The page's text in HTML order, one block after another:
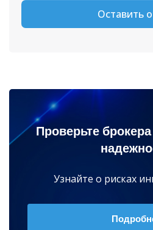
Оставить
Проверьте
Узнайте о рисках